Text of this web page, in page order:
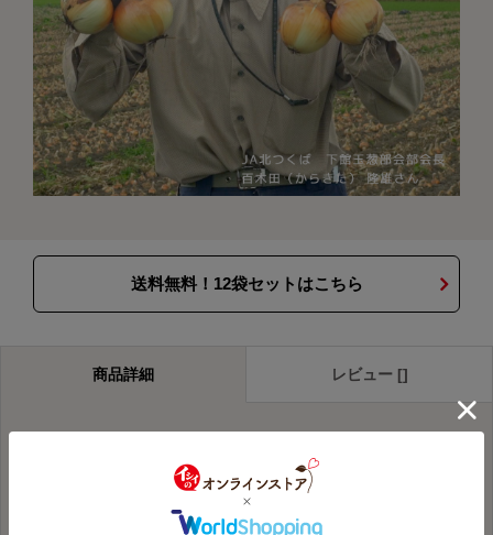
送料無料！12袋セットはこちら
商品詳細 レビュー []
茨城筑西市の館玉ねぎを使った
ハンバーグ デミグラスソース